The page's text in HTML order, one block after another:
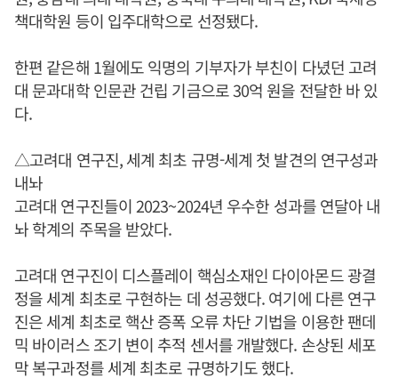
책대학원 등이 입주대학으로 선정됐다.
한편 같은해 1월에도 익명의 기부자가 부친이 다녔던 고려
대 문과대학 인문관 건립 기금으로 30억 원을 전달한 바 있
다.
△고려대 연구진, 세계 최초 규명-세계 첫 발견의 연구성과
내놔
고려대 연구진들이 2023~2024년 우수한 성과를 연달아 내
놔 학계의 주목을 받았다.
고려대 연구진이 디스플레이 핵심소재인 다이아몬드 광결
정을 세계 최초로 구현하는 데 성공했다. 여기에 다른 연구
진은 세계 최초로 핵산 증폭 오류 차단 기법을 이용한 팬데
믹 바이러스 조기 변이 추적 센서를 개발했다. 손상된 세포
막 복구과정를 세계 최초로 규명하기도 했다.